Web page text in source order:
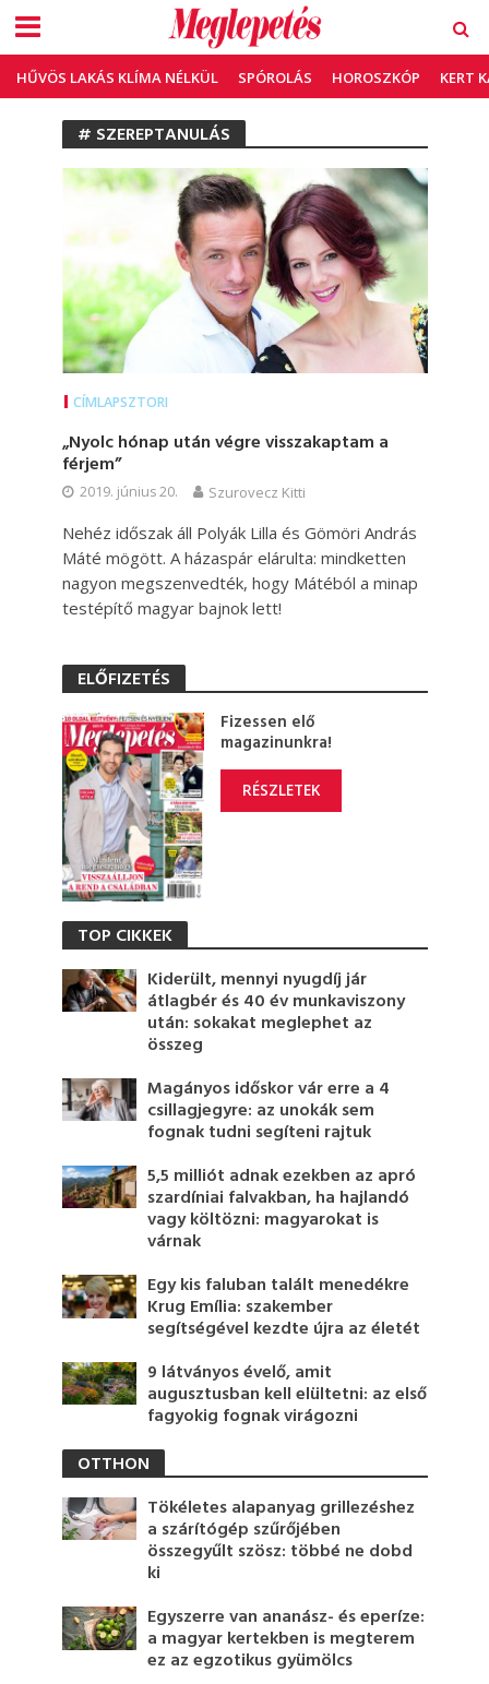
HŰVÖS LAKÁS KLÍMA NÉLKÜL SPÓROLÁS HOROSZKÓP KERT
# SZEREPTANULÁS
CÍMLAPSZTORI
„Nyolc hónap után végre visszakaptam a
férjem”
2019. június 20. Szurovecz Kitti
Nehéz időszak áll Polyák Lilla és Gömöri András
Máté mögött. A házaspár elárulta: mindketten
nagyon megszenvedték, hogy Mátéból a minap
testépítő magyar bajnok lett!
ELŐFIZETÉS
Fizessen elő
magazinunkra!
RÉSZLETEK
TOP CIKKEK
Kiderült, mennyi nyugdíj jár
átlagbér és 40 év munkaviszony
után: sokakat meglephet az
összeg
Magányos időskor vár erre a 4
csillagjegyre: az unokák sem
fognak tudni segíteni rajtuk
5,5 milliót adnak ezekben az apró
szardíniai falvakban, ha hajlandó
vagy költözni: magyarokat is
várnak
Egy kis faluban talált menedékre
Krug Emília: szakember
segítségével kezdte újra az életét
9 látványos évelő, amit
augusztusban kell elültetni: az első
fagyokig fognak virágozni
OTTHON
Tökéletes alapanyag grillezéshez
a szárítógép szűrőjében
összegyűlt szösz: többé ne dobd
ki
Egyszerre van ananász- és eperíze:
a magyar kertekben is megterem
ez az egzotikus gyümölcs